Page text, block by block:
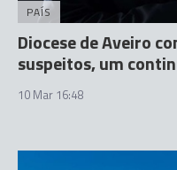
PAÍS
Diocese de Aveiro
suspeitos, um
10 Mar 16:48